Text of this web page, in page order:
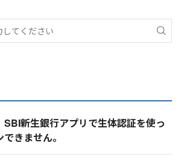
SBI新生銀行アプリで生体認証を使っ
きません。